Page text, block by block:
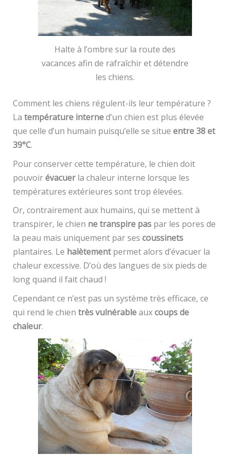
Halte à l’ombre sur la route des
vacances afin de rafraîchir et détendre
les chiens.
Comment les chiens régulent-ils leur température ?
La température interned’un chien est plus élevée
que celle d’un humain puisqu’elle se situe entre 38 et
39°C.
Pour conserver cette température, le chien doit
pouvoirévacuerla chaleur interne lorsque les
températures extérieures sont trop élevées.
Or, contrairement aux humains, qui se mettent à
transpirer, le chien ne transpire paspar les pores de
la peau mais uniquement par ses coussinets
plantaires. Le halètementpermet alors d’évacuer la
chaleur excessive. D’où des langues de six pieds de
long quand il fait chaud !
Cependant ce n’est pas un système très efficace, ce
qui rend le chien très vulnérableauxcoups de
chaleur.